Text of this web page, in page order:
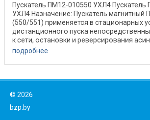
Пускатель ПМ12-010550 УХЛ4 Пускатель
УХЛ4 Назначение: Пускатель магнитный
(550/551) применяется в стационарных
дистанционного пуска
к сети, остановки и реверсирования
подробнее
© 2026
bzp.by